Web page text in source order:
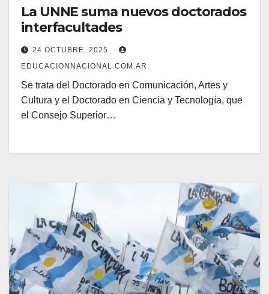
La UNNE suma nuevos doctorados
interfacultades
24 OCTUBRE, 2025
EDUCACIONNACIONAL.COM.AR
Se trata del Doctorado en Comunicación, Artes y
Cultura y el Doctorado en Ciencia y Tecnología, que
el Consejo Superior…